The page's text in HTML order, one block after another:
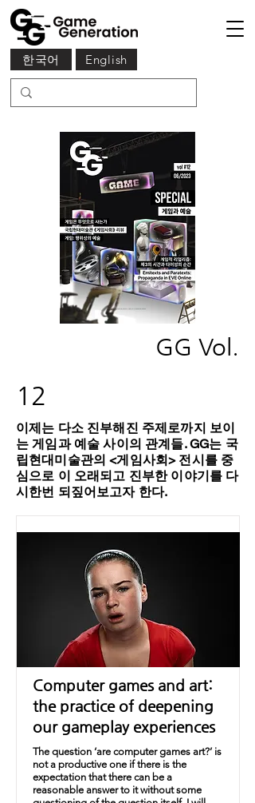
English
한국어
GG Vol.
12
이제는 다소 진부해진 주제로까지 보이
는 게임과 예술 사이의 관계들. GG는 국
립현대미술관의 <게임사회> 전시를 중
심으로 이 오래되고 진부한 이야기를 다
시한번 되짚어보고자 한다.
Computer games and art:
the practice of deepening
our gameplay experiences
The question ‘are computer games art?’ is
not a productive one if there is the
expectation that there can be a
reasonable answer to it without some